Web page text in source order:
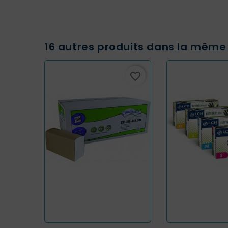
16 autres produits dans la
favorite_border